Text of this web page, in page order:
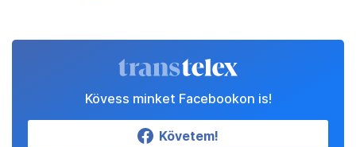
Kövess minket Facebookon is!
Követem!